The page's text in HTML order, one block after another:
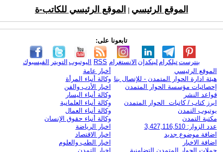
الموقع الرئيسي الموقع الرئيسي للكاتب-ة
تابعونا على:
الفيسبوك التويتر اليوتيوب RSS الانستغرام لينكدإن تيلكرامبنترست
الموقع الرئيسي
هيئة ادارة الحوار المتمدن - للإتصال بنا
إحصائيات مؤسسة الحوار المتمدن
قواعد النشر
ابرز كتاب / كاتبات الحوار المتمدن
يوتيوب التمدن
مكتبة التمدن
عدد الزوار: 3,427,116,510
اضافة موضوع جديد
اضافة الاخبار
حملات الحوار المتمدن التضامنية
أخبار عامة
وكالة أنباء المرأة
اخبار الأدب والفن
وكالة أنباء اليسار
وكالة أنباء العلمانية
وكالة أنباء العمال
وكالة أنباء حقوق الإنسان
اخبار الرياضة
اخبار الاقتصاد
اخبار الطب والعلوم
اخبار التمدن